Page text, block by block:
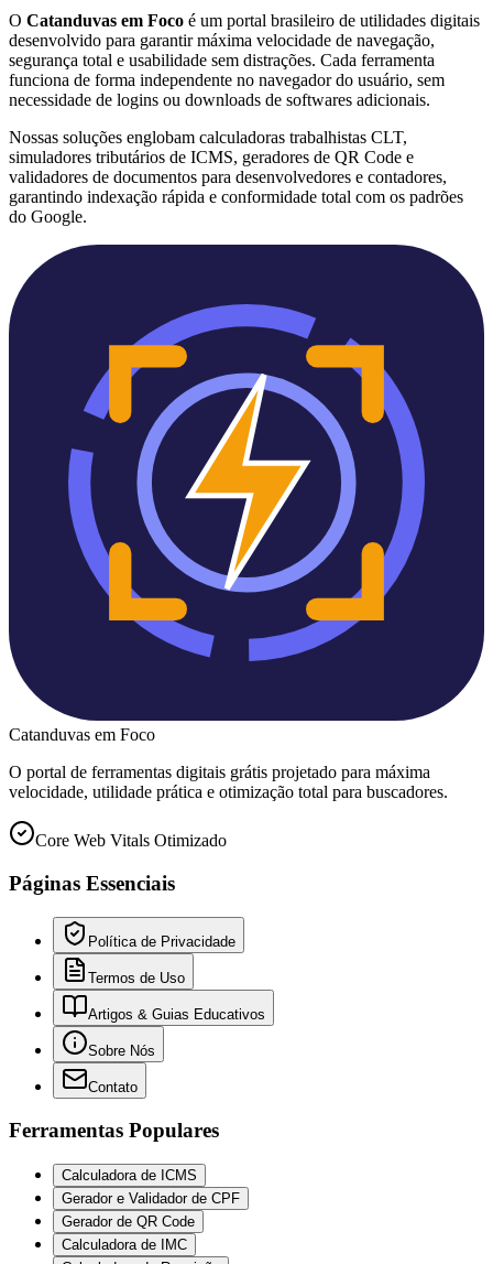
O Catanduvas em Foco é um portal brasileiro de utilidades digitais
desenvolvido para garantir máxima velocidade de navegação,
segurança total e usabilidade sem distrações. Cada ferramenta
funciona de forma independente no navegador do usuário, sem
necessidade de logins ou downloads de softwares adicionais.
Nossas soluções englobam calculadoras trabalhistas CLT,
simuladores tributários de ICMS, geradores de QR Code e
validadores de documentos para desenvolvedores e contadores,
garantindo indexação rápida e conformidade total com os padrões
do Google.
Catanduvas em Foco
O portal de ferramentas digitais grátis projetado para máxima
velocidade, utilidade prática e otimização total para buscadores.
Core Web Vitals Otimizado
Páginas Essenciais
Política de Privacidade
Termos de Uso
Artigos & Guias Educativos
Sobre Nós
Contato
Ferramentas Populares
Calculadora de ICMS
Gerador e Validador de CPF
Gerador de QR Code
Calculadora de IMC